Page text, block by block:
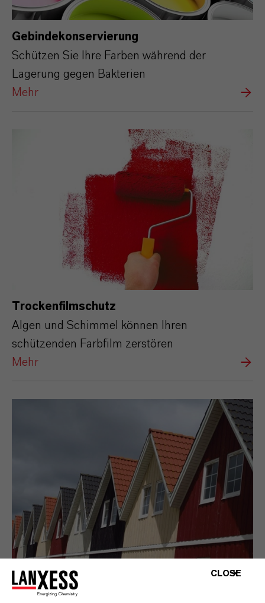
Gebindekonservierung
Schützen Sie Ihre Farben während der
Lagerung gegen Bakterien
Mehr
Trockenfilmschutz
Algen und Schimmel können Ihren
schützenden Farbfilm zerstören
Mehr
Holzanstriche
Starke Fungizide für wasser- und
CLOSE